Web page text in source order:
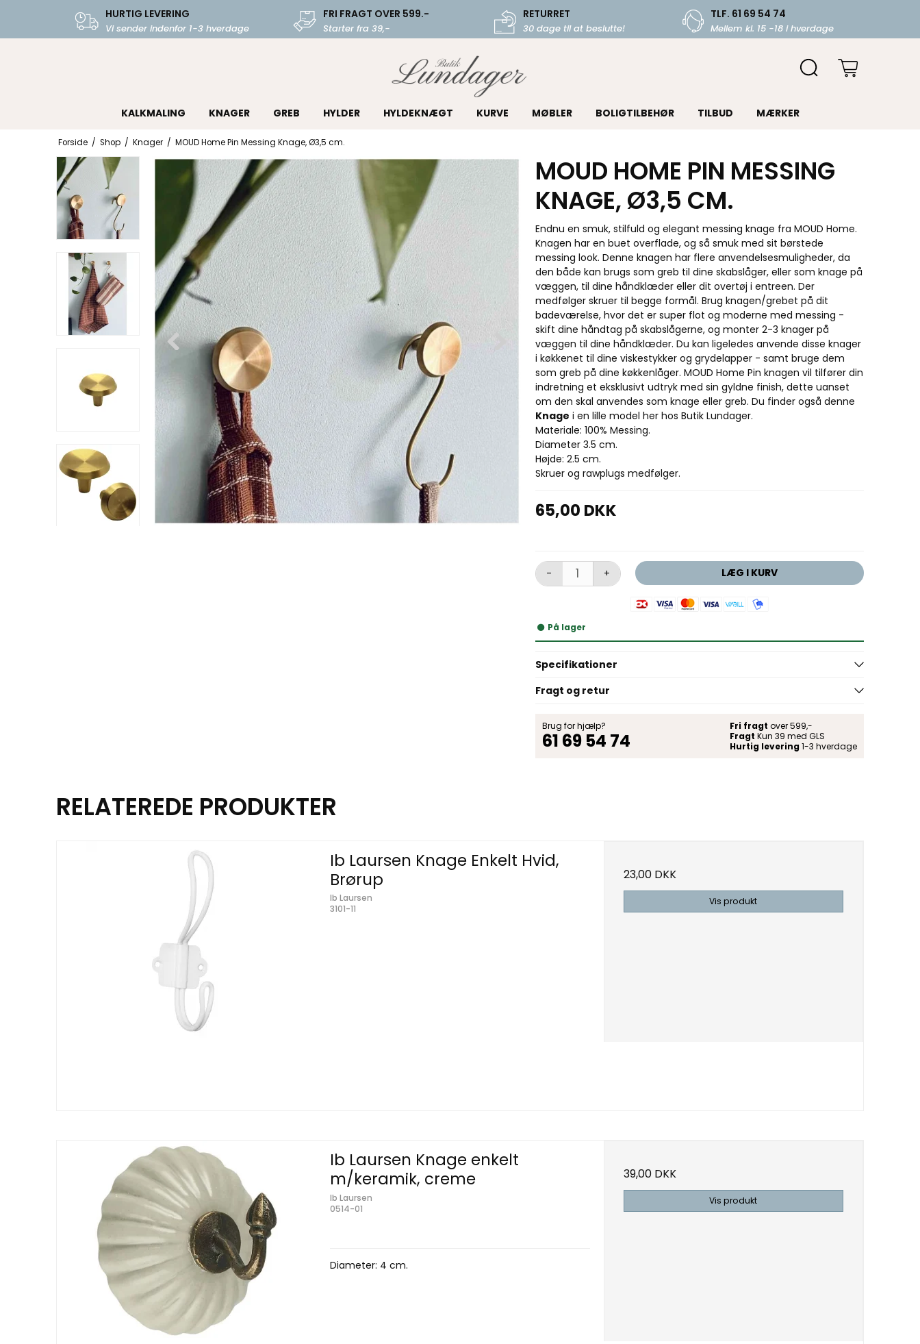
HURTIG LEVERING
Vi sender indenfor 1-3 hverdage
FRI FRAGT OVER 599.-
Starter fra 39,-
RETURRET
30 dage til at beslutte!
TLF. 61 69 54 74
Mellem kl. 15 -18 i hverdage
KALKMALING KNAGER GREB HYLDER HYLDEKNÆGT KURVE MØBLER BOLIGTILBEHØR TILBUD MÆRKER
Forside / Shop / Knager / MOUD Home Pin Messing Knage, Ø3,5 cm.
MOUD HOME PIN MESSING
KNAGE, Ø3,5 CM.
Endnu en smuk, stilfuld og elegant messing knage fra MOUD Home.
Knagen har en buet overflade, og så smuk med sit børstede
messing look. Denne knagen har flere anvendelsesmuligheder, da
den både kan brugs som greb til dine skabslåger, eller som knage på
væggen, til dine håndklæder eller dit overtøj i entreen. Der
medfølger skruer til begge formål. Brug knagen/grebet på dit
badeværelse, hvor det er super flot og moderne med messing -
skift dine håndtag på skabslågerne, og monter 2-3 knager på
væggen til dine håndklæder. Du kan ligeledes anvende disse knager
i køkkenet til dine viskestykker og grydelapper - samt bruge dem
som greb på dine køkkenlåger. MOUD Home Pin knagen vil tilfører din
indretning et eksklusivt udtryk med sin gyldne finish, dette uanset
om den skal anvendes som knage eller greb. Du finder også denne
Knage i en lille model her hos Butik Lundager.
Materiale: 100% Messing.
Diameter 3.5 cm.
Højde: 2.5 cm.
Skruer og rawplugs medfølger.
65,00 DKK
- + LÆG I KURV
På lager
Specifikationer
Fragt og retur
Brug for hjælp?
61 69 54 74
Fri fragt over 599,-
Fragt Kun 39 med GLS
Hurtig levering 1-3 hverdage
RELATEREDE PRODUKTER
Ib Laursen Knage Enkelt Hvid,
Brørup
Ib Laursen
3101-11
23,00 DKK
Vis produkt
Ib Laursen Knage enkelt
m/keramik, creme
Ib Laursen
0514-01
Diameter: 4 cm.
39,00 DKK
Vis produkt